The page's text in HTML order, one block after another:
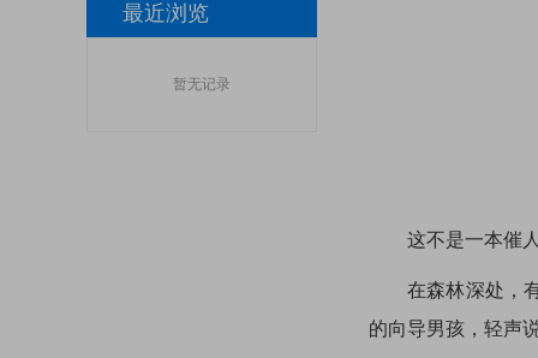
最近浏览
暂无记录
这不是一本催人
在森林深处，有
的向导男孩，轻声